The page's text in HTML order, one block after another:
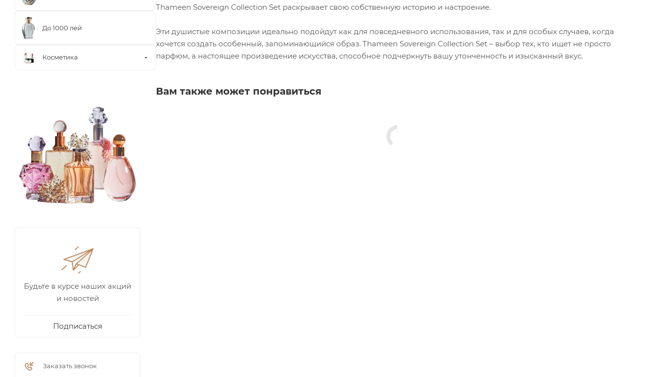
Thameen Sovereign Collection Set раскрывает свою собственную историю и настроение.
Эти душистые композиции идеально подойдут как для повседневного использования, так и для особых случаев, когда
хочется создать особенный, запоминающийся образ. Thameen Sovereign Collection Set – выбор тех, кто ищет не просто
парфюм, а настоящее произведение искусства, способное подчеркнуть вашу утонченность и изысканный вкус.
Вам также может понравиться
До 1000 лей
Косметика
Будьте в курсе наших акций
и новостей
Подписаться
Заказать звонок